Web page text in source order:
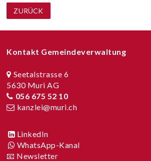
ZURÜCK
Kontakt Gemeindeverwaltung
Seetalstrasse 6
5630 Muri AG
056 675 52 10
kanzlei@muri.ch
LinkedIn
WhatsApp-Kanal
📧 Newsletter